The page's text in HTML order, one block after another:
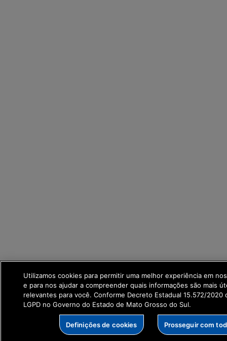
Utilizamos cookies para permitir uma melhor experiência em
e para nos ajudar a compreender quais informações são mais
relevantes para você. Conforme Decreto Estadual 15.572/2020
LGPD no Governo do Estado de Mato Grosso do Sul.
Definições de cookies Prosseguir com